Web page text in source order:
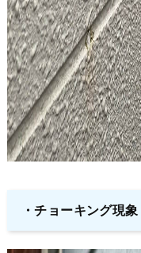
・チョーキング現象